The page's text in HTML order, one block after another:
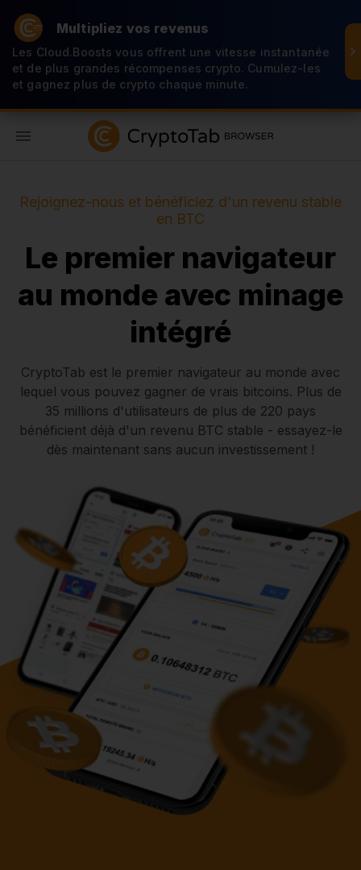
Multipliez vos revenus
Les Cloud.Boosts vous offrent une vitesse instantanée
et de plus grandes récompenses crypto. Cumulez-les
et gagnez plus de crypto chaque minute.
Rejoignez-nous et bénéficiez d'un revenu stable
en BTC
Le premier navigateur
au monde avec minage
intégré
CryptoTab est le premier navigateur au monde avec
lequel vous pouvez gagner de vrais bitcoins. Plus de
35 millions d'utilisateurs de plus de 220 pays
bénéficient déjà d'un revenu BTC stable - essayez-le
dès maintenant sans aucun investissement !